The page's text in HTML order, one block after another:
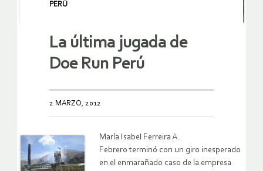
PERÚ
La última jugada de
Doe Run Perú
2 MARZO, 2012
María Isabel Ferreira A.
Febrero terminó con un giro inesperado
en el enmarañado caso de la empresa